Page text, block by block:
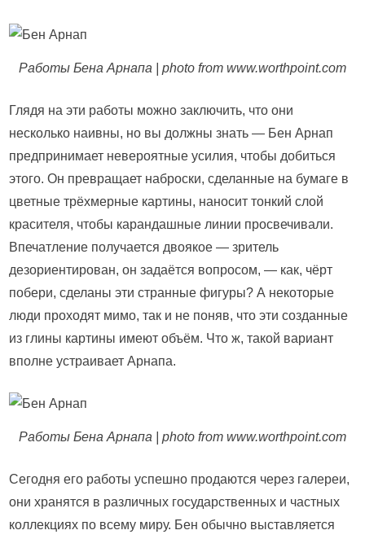
Работы Бена Арнапа | photo from www.worthpoint.com
Глядя на эти работы можно заключить, что они
несколько наивны, но вы должны знать — Бен Арнап
предпринимает невероятные усилия, чтобы добиться
этого. Он превращает наброски, сделанные на бумаге в
цветные трёхмерные картины, наносит тонкий слой
красителя, чтобы карандашные линии просвечивали.
Впечатление получается двоякое — зритель
дезориентирован, он задаётся вопросом, — как, чёрт
побери, сделаны эти странные фигуры? А некоторые
люди проходят мимо, так и не поняв, что эти созданные
из глины картины имеют объём. Что ж, такой вариант
вполне устраивает Арнапа.
Работы Бена Арнапа | photo from www.worthpoint.com
Сегодня его работы успешно продаются через галереи,
они хранятся в различных государственных и частных
коллекциях по всему миру. Бен обычно выставляется